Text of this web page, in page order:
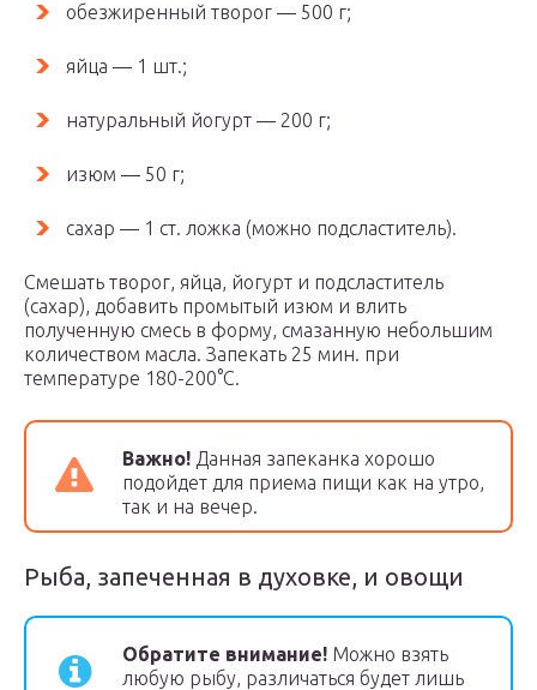
обезжиренный творог — 500 г;
яйца — 1 шт.;
натуральный йогурт — 200 г;
изюм — 50 г;
сахар — 1 ст. ложка (можно подсластитель).
Смешать творог, яйца, йогурт и подсластитель
(сахар), добавить промытый изюм и влить
полученную смесь в форму, смазанную небольшим
количеством масла. Запекать 25 мин. при
температуре 180-200°С.
Важно! Данная запеканка хорошо
подойдет для приема пищи как на утро,
так и на вечер.
Рыба, запеченная в духовке, и овощи
Обратите внимание! Можно взять
любую рыбу, различаться будет лишь